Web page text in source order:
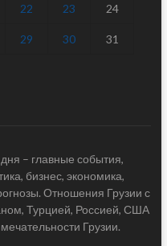
22 23 24
29 30
31
– главные события,
бизнес, экономика,
Отношения Грузии с
Турцией, Россией, США
Грузии.